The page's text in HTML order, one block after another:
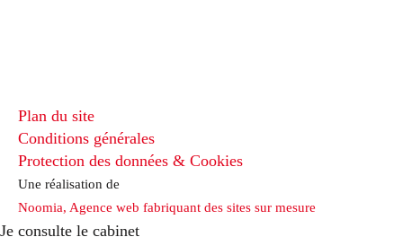
Plan du site
Conditions générales
Protection des données & Cookies
Une réalisation de
Noomia, Agence web fabriquant des sites sur mesure
Je consulte le cabinet